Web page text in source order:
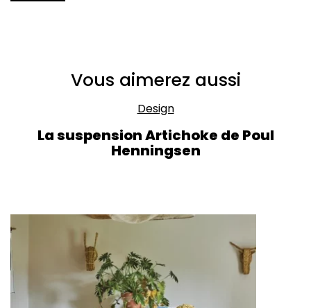
Vous aimerez aussi
Design
La suspension Artichoke de Poul
Henningsen